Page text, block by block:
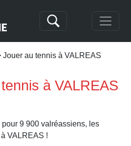
Jouer au tennis à VALREAS
à VALREAS
9 900 valréassiens, les
VALREAS !